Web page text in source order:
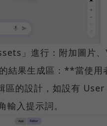
」進行：附加圖片
果生成區：**當使用
區的設計，如設有
入提示詞。